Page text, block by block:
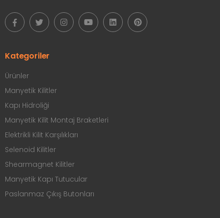
Kategoriler
Ürünler
Manyetik Kilitler
Kapı Hidroliği
Manyetik Kilit Montaj Braketleri
Elektrikli Kilit Karşılıkları
Selenoid Kilitler
Shearmagnet Kilitler
Manyetik Kapı Tutucular
Paslanmaz Çıkış Butonları